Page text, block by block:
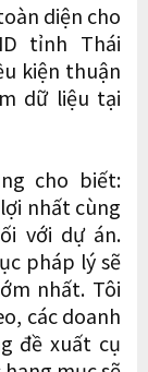
diện cho
tỉnh Thái
kiện thuận
dữ liệu tại
cho biết:
nhất cùng
với dự án.
pháp lý sẽ
nhất. Tôi
các doanh
đề xuất cụ